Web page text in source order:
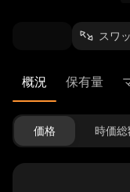
スワ
概況 保有量
価格 時価総